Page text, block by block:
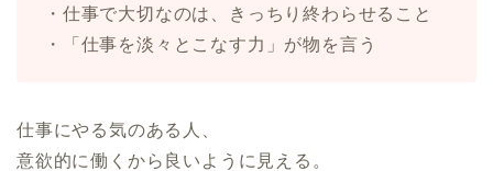
・仕事で大切なのは、きっちり終わらせること
・「仕事を淡々とこなす力」が物を言う
仕事にやる気のある人、
意欲的に働くから良いように見える。